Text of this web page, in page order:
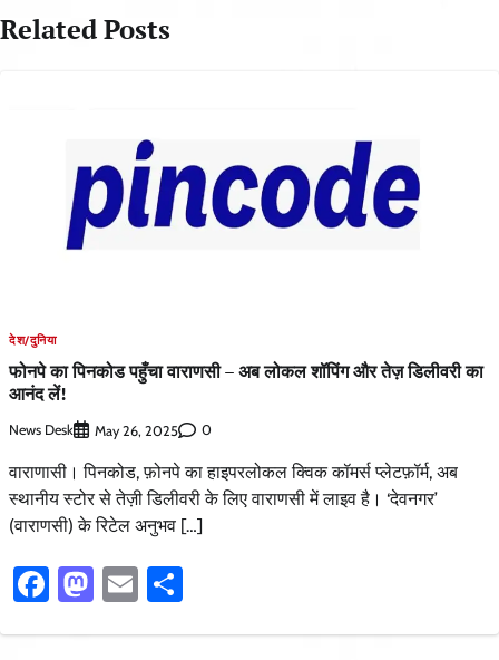
Related Posts
देश/दुनिया
फोनपे का पिनकोड पहुँचा वाराणसी – अब लोकल शॉपिंग और तेज़ डिलीवरी का
आनंद लें!
News Desk May 26, 2025 0
वाराणासी। पिनकोड, फ़ोनपे का हाइपरलोकल क्विक कॉमर्स प्लेटफ़ॉर्म, अब
स्थानीय स्टोर से तेज़ी डिलीवरी के लिए वाराणसी में लाइव है। ‘देवनगर’
(वाराणसी) के रिटेल अनुभव […]
Facebook
Mastodon
Email